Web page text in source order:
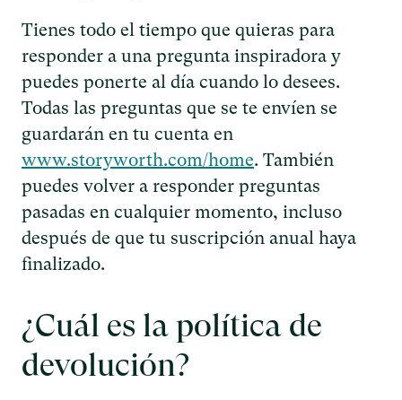
Tienes todo el tiempo que quieras para
responder a una pregunta inspiradora y
puedes ponerte al día cuando lo desees.
Todas las preguntas que se te envíen se
guardarán en tu cuenta en
www.storyworth.com/home. También
puedes volver a responder preguntas
pasadas en cualquier momento, incluso
después de que tu suscripción anual haya
finalizado.
¿Cuál es la política de
devolución?